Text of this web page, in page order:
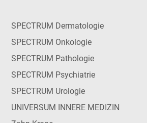
SPECTRUM Dermatologie
SPECTRUM Onkologie
SPECTRUM Pathologie
SPECTRUM Psychiatrie
SPECTRUM Urologie
UNIVERSUM INNERE MEDIZIN